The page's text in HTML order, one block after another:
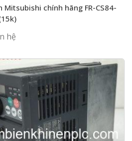
Mitsubishi chính hãng FR-CS84-
hệ